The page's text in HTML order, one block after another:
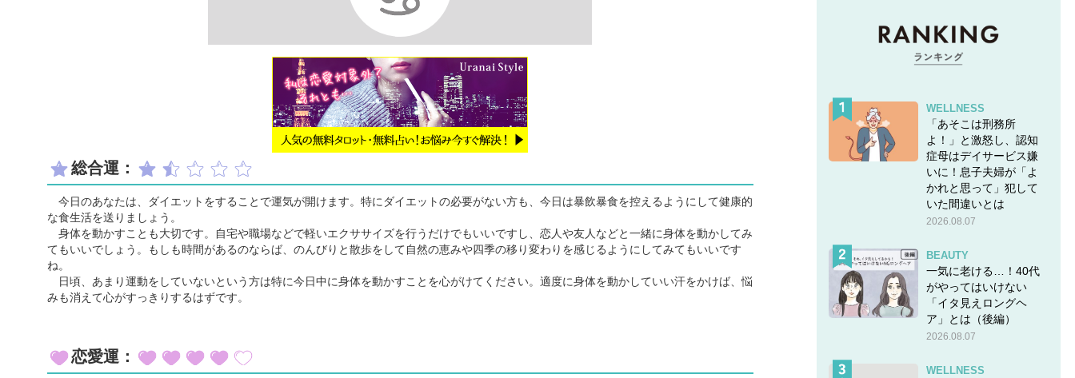
総合運：
今日のあなたは、ダイエットをすることで運気が開けます。特にダイエットの必要がない方も、今日は暴飲暴食を控えるようにして健康的
な食生活を送りましょう。
身体を動かすことも大切です。自宅や職場などで軽いエクササイズを行うだけでもいいですし、恋人や友人などと一緒に身体を動かしてみ
てもいいでしょう。もしも時間があるのならば、のんびりと散歩をして自然の恵みや四季の移り変わりを感じるようにしてみてもいいです
ね。
日頃、あまり運動をしていないという方は特に今日中に身体を動かすことを心がけてください。適度に身体を動かしていい汗をかけば、悩
みも消えて心がすっきりするはずです。
恋愛運：
WELLNESS
「あそこは刑務所
よ！」と激怒し、認知
症母はデイサービス嫌
いに！息子夫婦が「よ
かれと思って」犯して
いた間違いとは
2026.08.07
BEAUTY
一気に老ける…！40代
がやってはいけない
「イタ見えロングヘ
ア」とは（後編）
2026.08.07
WELLNESS